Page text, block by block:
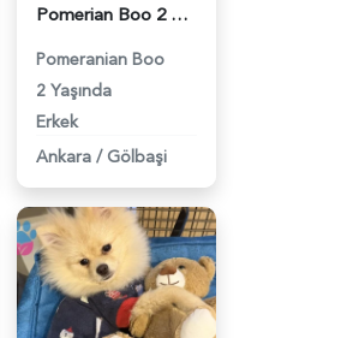
Pomerian Boo 2 Yaşında Köpeğime Eş Arıyorum - 118984400
Pomeranian Boo
2 Yaşında
Erkek
Ankara / Gölbaşi